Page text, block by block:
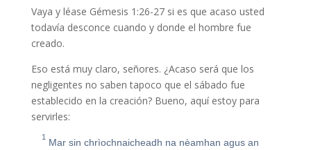
Vaya y léase Gémesis 1:26-27 si es que acaso usted
todavía desconce cuando y donde el hombre fue
creado.
Eso está muy claro, señores. ¿Acaso será que los
negligentes no saben tapoco que el sábado fue
establecido en la creación? Bueno, aquí estoy para
servirles:
1 Mar sin chrìochnaicheadh na nèamhan agus an